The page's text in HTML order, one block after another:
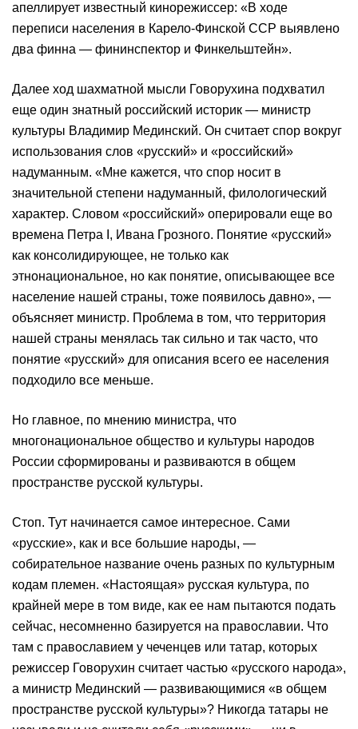
апеллирует известный кинорежиссер: «В ходе
переписи населения в Карело-Финской ССР выявлено
два финна — фининспектор и Финкельштейн».
Далее ход шахматной мысли Говорухина подхватил
еще один знатный российский историк — министр
культуры Владимир Мединский. Он считает спор вокруг
использования слов «русский» и «российский»
надуманным. «Мне кажется, что спор носит в
значительной степени надуманный, филологический
характер. Словом «российский» оперировали еще во
времена Петра I, Ивана Грозного. Понятие «русский»
как консолидирующее, не только как
этнонациональное, но как понятие, описывающее все
население нашей страны, тоже появилось давно», —
объясняет министр. Проблема в том, что территория
нашей страны менялась так сильно и так часто, что
понятие «русский» для описания всего ее населения
подходило все меньше.
Но главное, по мнению министра, что
многонациональное общество и культуры народов
России сформированы и развиваются в общем
пространстве русской культуры.
Стоп. Тут начинается самое интересное. Сами
«русские», как и все большие народы, —
собирательное название очень разных по культурным
кодам племен. «Настоящая» русская культура, по
крайней мере в том виде, как ее нам пытаются подать
сейчас, несомненно базируется на православии. Что
там с православием у чеченцев или татар, которых
режиссер Говорухин считает частью «русского народа»,
а министр Мединский — развивающимися «в общем
пространстве русской культуры»? Никогда татары не